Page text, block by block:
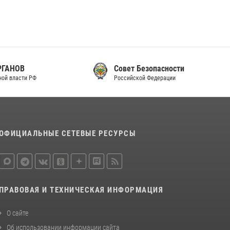
В Челябинске росгвардейцы задержали
скорой помощи (видео)
14 июля 2026, 12:20 1
Совет Безопасности
Российской Федерации
СЕТЕВЫЕ РЕСУРСЫ
ПРАВОВАЯ И ТЕХНИЧЕСКАЯ ИНФОРМАЦИЯ
О сайте
Об использовании информации сайта